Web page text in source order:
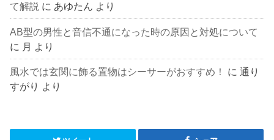
て解説 に あゆたん より
AB型の男性と音信不通になった時の原因と対処について
に 月 より
風水では玄関に飾る置物はシーサーがおすすめ！ に通り
すがり より